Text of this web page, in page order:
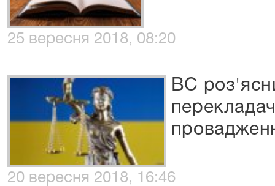
25 вересня 2018, 08:20
ВС
20 вересня 2018, 16:46